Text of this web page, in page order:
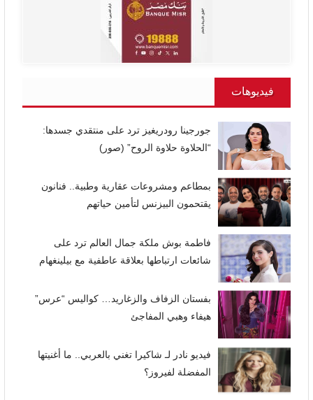
فيديوهات
جورجينا رودريغيز ترد على منتقدي جسدها:
“الحلاوة حلاوة الروح” (صور)
بمطاعم ومشروعات عقارية وطبية.. فنانون
يقتحمون البيزنس لتأمين حياتهم
فاطمة بوش ملكة جمال العالم ترد على
شائعات ارتباطها بعلاقة عاطفية مع بيلينغهام
بفستان الزفاف والزغاريد… كواليس “عرس”
هيفاء وهبي المفاجئ
فيديو نادر لـ شاكيرا تغني بالعربي.. ما أغنيتها
المفضلة لفيروز؟